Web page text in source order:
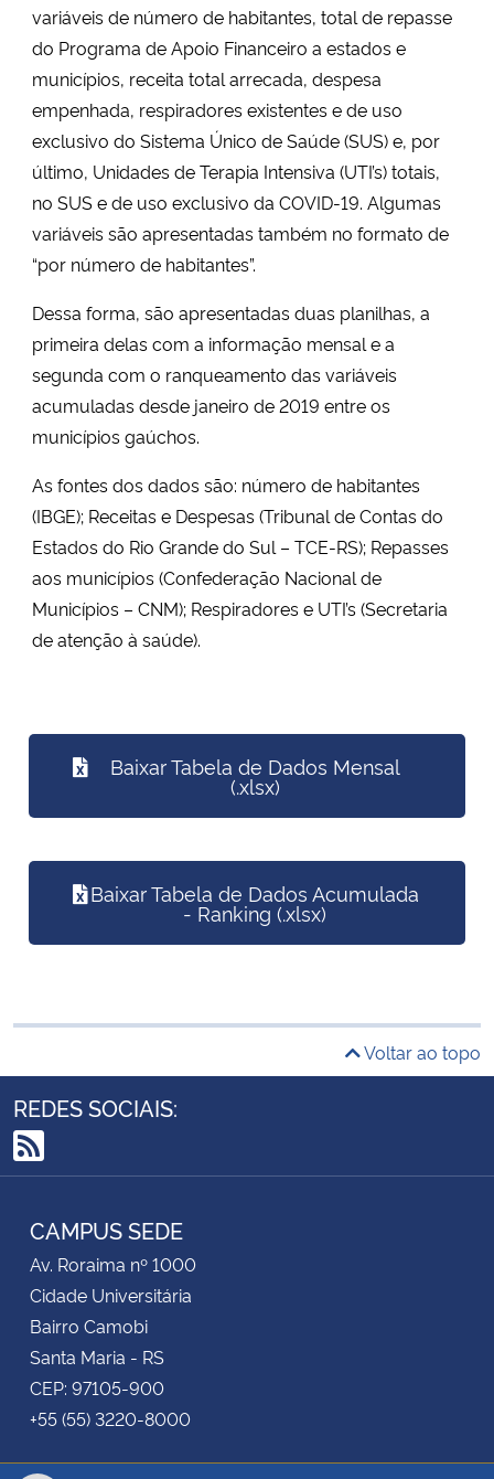
variáveis de número de habitantes, total de repasse
do Programa de Apoio Financeiro a estados e
municípios, receita total arrecada, despesa
empenhada, respiradores existentes e de uso
exclusivo do Sistema Único de Saúde (SUS) e, por
último, Unidades de Terapia Intensiva (UTI’s) totais,
no SUS e de uso exclusivo da COVID-19. Algumas
variáveis são apresentadas também no formato de
“por número de habitantes”.
Dessa forma, são apresentadas duas planilhas, a
primeira delas com a informação mensal e a
segunda com o ranqueamento das variáveis
acumuladas desde janeiro de 2019 entre os
municípios gaúchos.
As fontes dos dados são: número de habitantes
(IBGE); Receitas e Despesas (Tribunal de Contas do
Estados do Rio Grande do Sul – TCE-RS); Repasses
aos municípios (Confederação Nacional de
Municípios – CNM); Respiradores e UTI’s (Secretaria
de atenção à saúde).
Baixar Tabela de Dados Mensal
(.xlsx)
Baixar Tabela de Dados Acumulada
- Ranking (.xlsx)
Voltar ao topo
REDES SOCIAIS:
RSS
CAMPUS SEDE
Av. Roraima nº 1000
Cidade Universitária
Bairro Camobi
Santa Maria - RS
CEP: 97105-900
+55 (55) 3220-8000